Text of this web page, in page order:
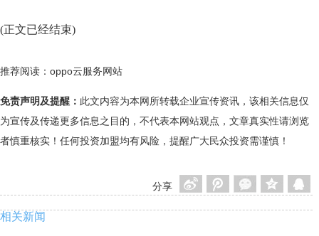
(正文已经结束)
推荐阅读： oppo云服务网站
免责声明及提醒： 此文内容为本网所转载企业宣传资讯，该相关信息仅
为宣传及传递更多信息之目的，不代表本网站观点，文章真实性请浏览
者慎重核实！任何投资加盟均有风险，提醒广大民众投资需谨慎！
分享
相关新闻